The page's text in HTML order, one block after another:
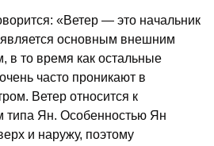
«Ветер — это начальник
основным внешним
в то время как остальные
часто проникают в
Ветер относится к
типа Ян. Особенностью Ян
и наружу, поэтому